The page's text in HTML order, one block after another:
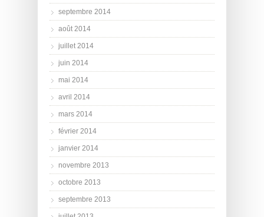
septembre 2014
août 2014
juillet 2014
juin 2014
mai 2014
avril 2014
mars 2014
février 2014
janvier 2014
novembre 2013
octobre 2013
septembre 2013